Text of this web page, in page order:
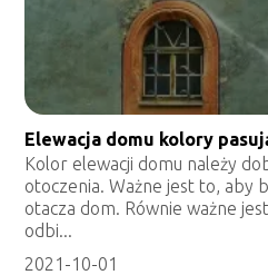
Elewacja domu kolory
Kolor elewacji domu należy
otoczenia. Ważne jest to, aby
otacza dom. Równie ważne
odbi...
2021-10-01